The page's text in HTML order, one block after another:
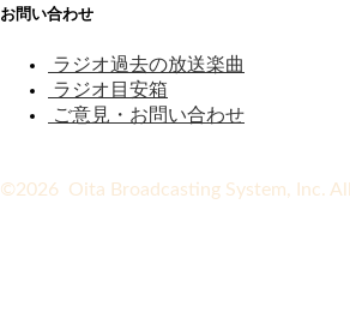
お問い合わせ
ラジオ過去の放送楽曲
ラジオ目安箱
ご意見・お問い合わせ
©2026 Oita Broadcasting System, Inc.